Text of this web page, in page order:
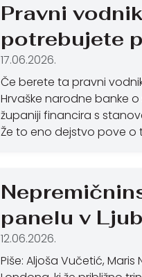
Pravni
potrebujete
17.06.2026.
Če berete ta pravni
Hrvaške narodne banke
županiji financira s
Že to eno dejstvo pove o
panelu v
12.06.2026.
Piše: Aljoša Vučetić,